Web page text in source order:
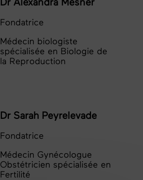
Dr Alexandra Mesner
Fondatrice
Médecin biologiste
spécialisée en Biologie de
la Reproduction
Dr Sarah Peyrelevade
Fondatrice
Médecin Gynécologue
Obstétricien spécialisée en
Fertilité